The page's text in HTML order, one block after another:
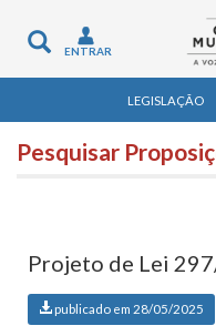
Toggle
navigation
ENTRAR
LEGISLAÇÃO
Pesquisar
Projeto de Lei
publicado em 28/05/2025